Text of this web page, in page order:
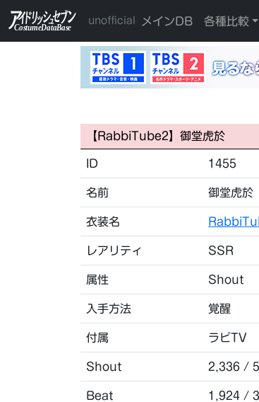
unofficial メインDB 各種比較
【RabbiTube2】御堂虎於
ID 1455
名前 御堂虎於
衣装名
レアリティ SSR
属性 Shout
入手方法 覚醒
付属 ラビTV
Shout 2,336 /
Beat 1,924 /